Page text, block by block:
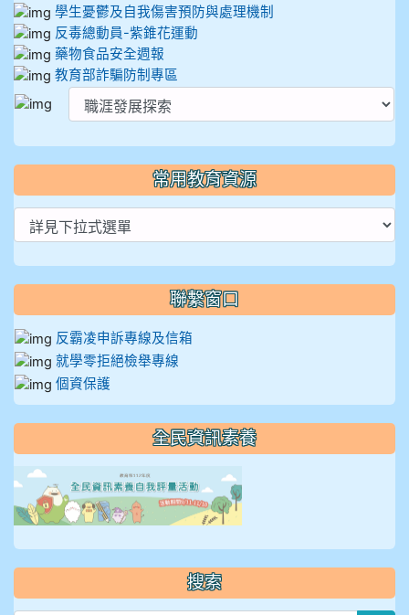
學生憂鬱及自我傷害預防與處理機制
反毒總動員-紫錐花運動
藥物食品安全週報
教育部詐騙防制專區
常用教育資源
聯繫窗口
反霸凌申訴專線及信箱
就學零拒絕檢舉專線
個資保護
全民資訊素養
搜索